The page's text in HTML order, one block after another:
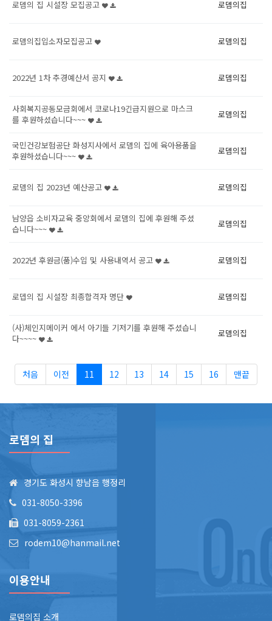
로뎀의 집 시설장 모집공고 로뎀의집
로뎀의집입소자모집공고 로뎀의집
2022년 1차 추경예산서 공지 로뎀의집
사회복지공동모금회에서 코로나19긴급지원으로 마스크
를 후원하셨습니다~~~
로뎀의집
국민건강보험공단 화성지사에서 로뎀의 집에 육아용품을
후원하셨습니다~~~
로뎀의집
로뎀의 집 2023년 예산공고 로뎀의집
남양읍 소비자교육 중앙회에서 로뎀의 집에 후원해 주셨
습니다~~~
로뎀의집
2022년 후원금(품)수입 및 사용내역서 공고 로뎀의집
로뎁의 집 시설장 최종합격자 명단 로뎀의집
(사)체인지메이커 에서 아기들 기저기를 후원해 주셨습니
다~~~~
로뎀의집
처음 이전 11 12 13 14 15 16 맨끝
로뎀의 집
경기도 화성시 향남읍 행정리
031-8050-3396
031-8059-2361
rodem10@hanmail.net
이용안내
로뎀의집 소개